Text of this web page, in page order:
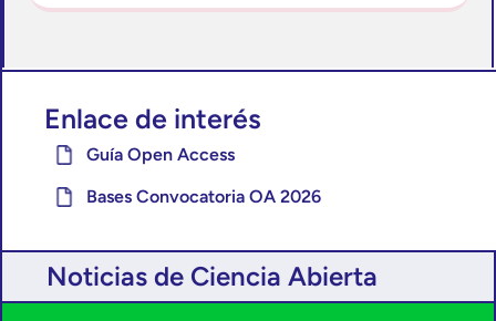
Enlace de interés
Guía Open Access
Bases Convocatoria OA 2026
Noticias de Ciencia Abierta